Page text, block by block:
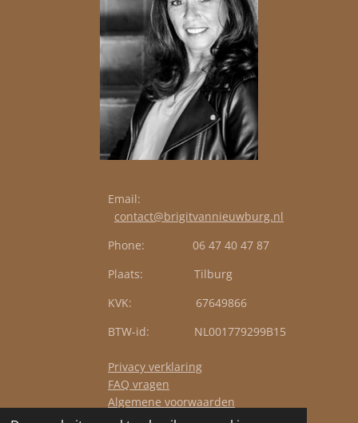
Email:
contact@brigitvannieuwburg.nl
Phone: 06 47 40 47 87
Plaats: Tilburg
KVK: 67649866
BTW-id: NL001779299B15
Privacy verklaring
FAQ vragen
Algemene voorwaarden